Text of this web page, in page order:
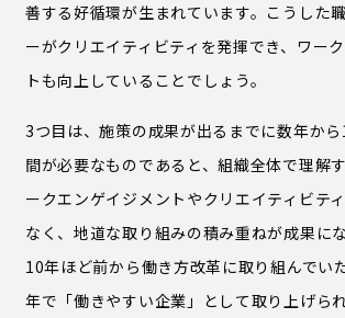
善する好循環が生まれています。こうした
ーがクリエイティビティを発揮でき、ワー
トも向上していることでしょう。
3つ目は、施策の成果が出るまでに数年か
間が必要なものであると、組織全体で理解
ークエンゲイジメントやクリエイティビテ
なく、地道な取り組みの積み重ねが成果に
10年ほど前から働き方改革に取り組んでい
年で「働きやすい企業」として取り上げら